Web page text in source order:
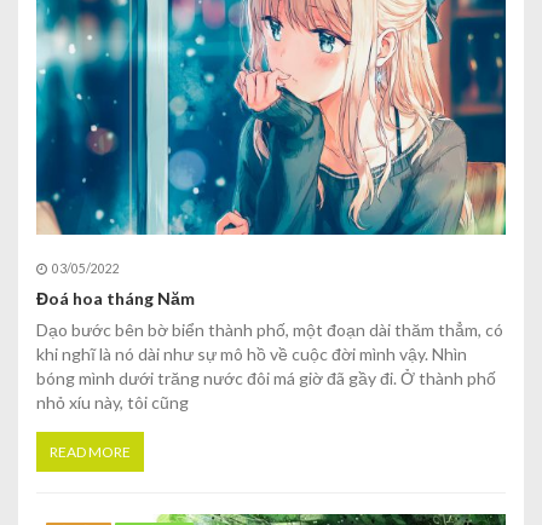
03/05/2022
Đoá hoa tháng Năm
Dạo bước bên bờ biển thành phố, một đoạn dài thăm thẳm, có
khi nghĩ là nó dài như sự mô hồ về cuộc đời mình vậy. Nhìn
bóng mình dưới trăng nước đôi má giờ đã gầy đi. Ở thành phố
nhỏ xíu này, tôi cũng
READ MORE